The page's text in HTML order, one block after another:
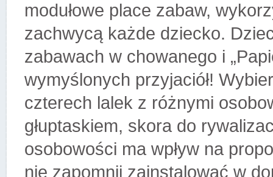
modułowe place zabaw,
zachwycą każde dziecko.
zabawach w chowanego i
wymyślonych przyjaciół!
czterech lalek z różnymi
głuptaskiem, skora do
osobowości ma wpływ na
nie zapomnij zainstalować w